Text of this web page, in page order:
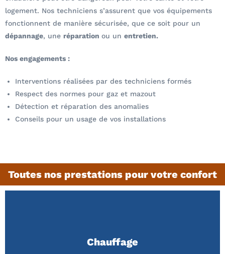
logement. Nos techniciens s’assurent que vos équipements
fonctionnent de manière sécurisée, que ce soit pour un
dépannage, une réparation ou un entretien.
Nos engagements :
Interventions réalisées par des techniciens formés
Respect des normes pour gaz et mazout
Détection et réparation des anomalies
Conseils pour un usage de vos installations
Toutes nos prestations pour votre confort
Chauffage